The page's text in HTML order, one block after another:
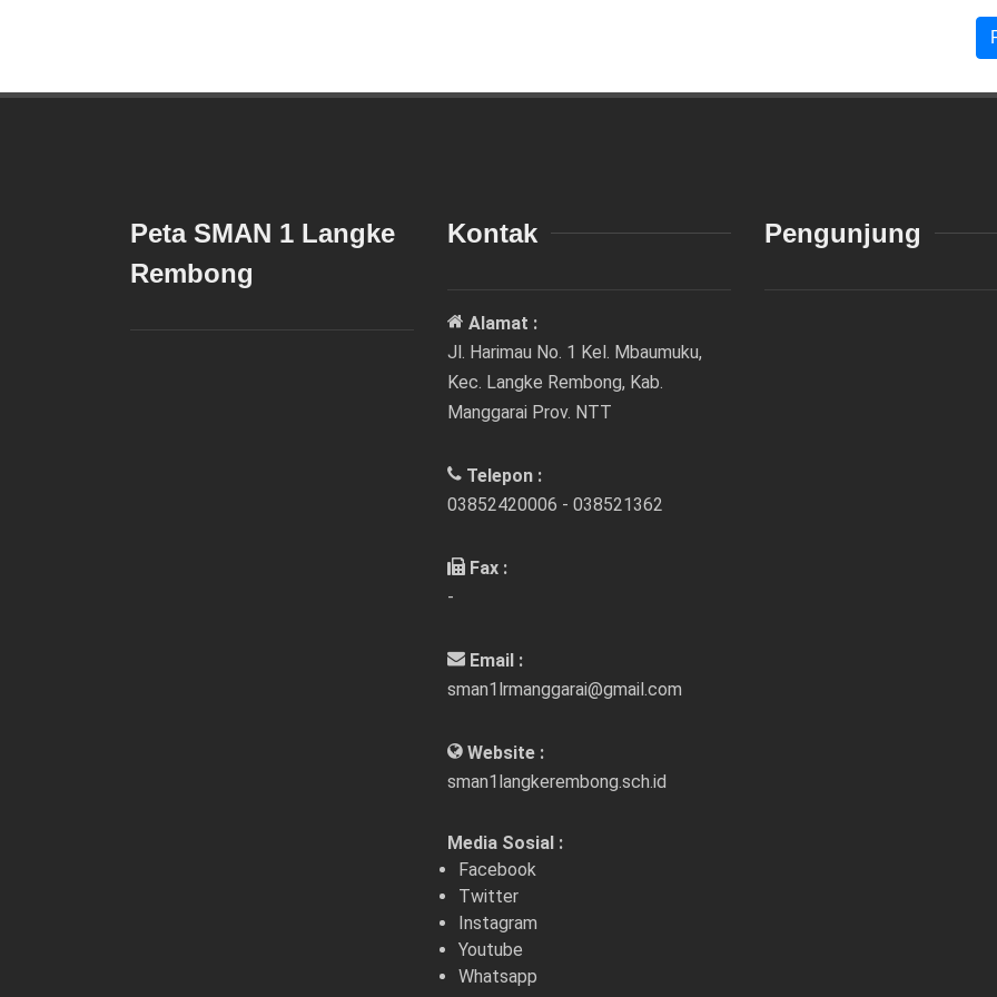
Peta SMAN 1 Langke
Rembong
Kontak
Alamat :
Jl. Harimau No. 1 Kel. Mbaumuku,
Kec. Langke Rembong, Kab.
Manggarai Prov. NTT
Telepon :
03852420006 - 038521362
Fax :
-
Email :
sman1lrmanggarai@gmail.com
Website :
sman1langkerembong.sch.id
Media Sosial :
Facebook
Twitter
Instagram
Youtube
Whatsapp
Pengunjung